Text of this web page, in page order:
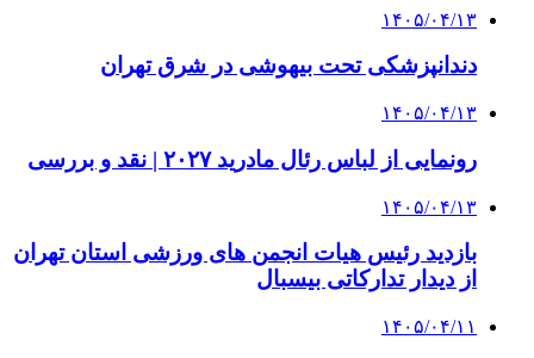
۱۴۰۵/۰۴/۱۳
دندانپزشکی تحت بیهوشی در شرق تهران
۱۴۰۵/۰۴/۱۳
رونمایی از لباس رئال مادرید ۲۰۲۷ | نقد و بررسی
۱۴۰۵/۰۴/۱۳
بازدید رئیس هیات انجمن های ورزشی استان تهران
از دیدار تدارکاتی بیسبال
۱۴۰۵/۰۴/۱۱